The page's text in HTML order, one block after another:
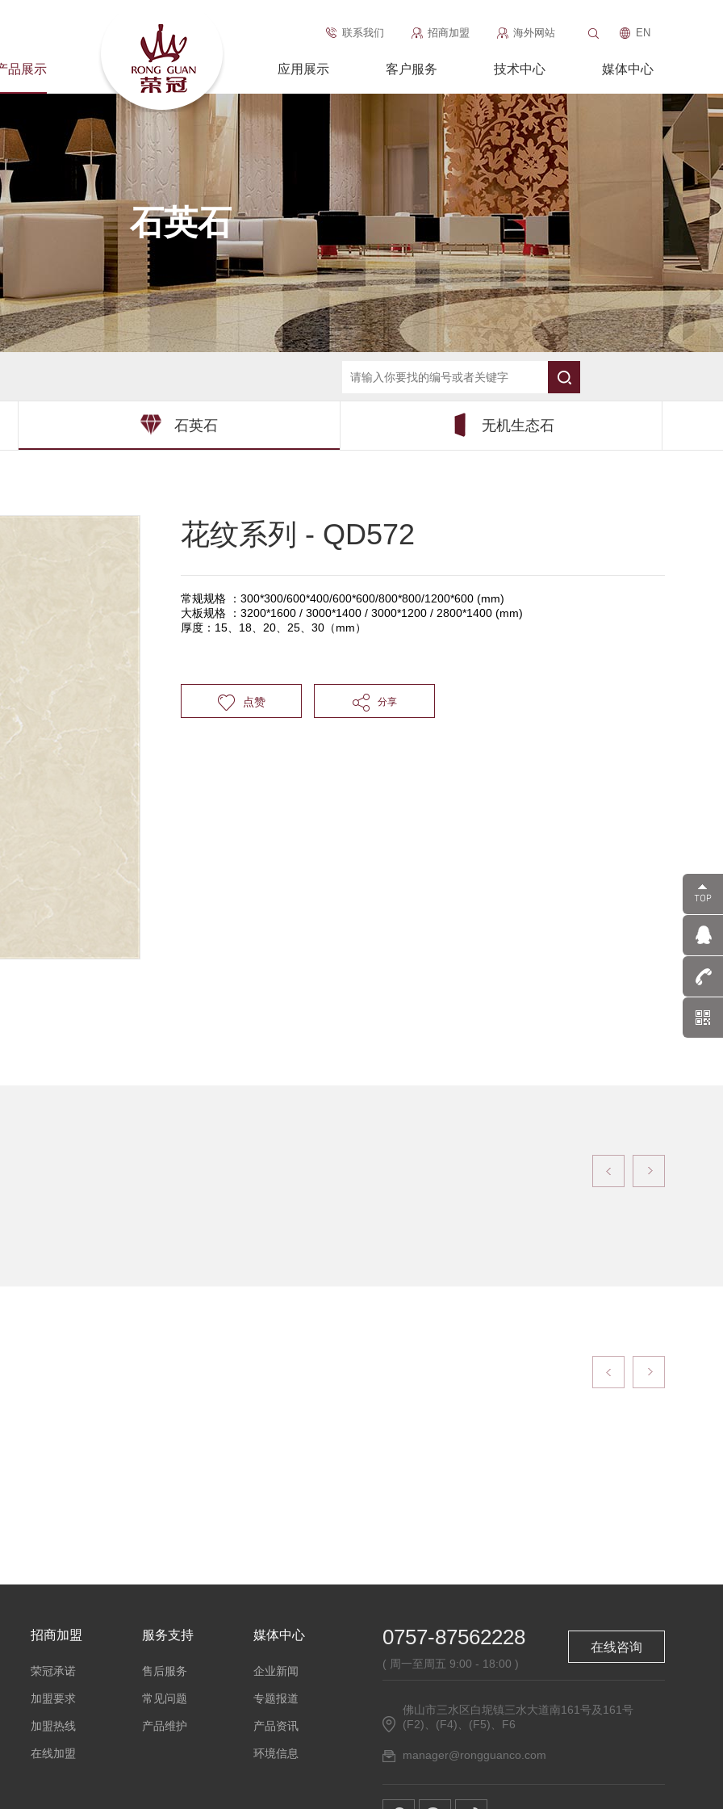
品展示 应用展示 客户服务 技术中心 媒体中心
联系我们 招商加盟 海外网站 EN
石英石
石英石 无机生态石
花纹系列 - QD572
常规规格 ：300*300/600*400/600*600/800*800/1200*600 (mm)
大板规格 ：3200*1600 / 3000*1400 / 3000*1200 / 2800*1400 (mm)
厚度：15、18、20、25、30（mm）
点赞 分享
招商加盟
荣冠承诺
加盟要求
加盟热线
在线加盟
服务支持
售后服务
常见问题
产品维护
媒体中心
企业新闻
专题报道
产品资讯
环境信息
0757-87562228
( 周一至周五 9:00 - 18:00 )
在线咨询
佛山市三水区白坭镇三水大道南161号及161号
(F2)、(F4)、(F5)、F6
manager@rongguanco.com